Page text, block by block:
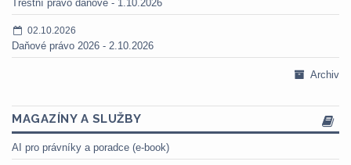
Trestní právo daňové - 1.10.2026
02.10.2026
Daňové právo 2026 - 2.10.2026
Archiv
MAGAZÍNY A SLUŽBY
AI pro právníky a poradce (e-book)